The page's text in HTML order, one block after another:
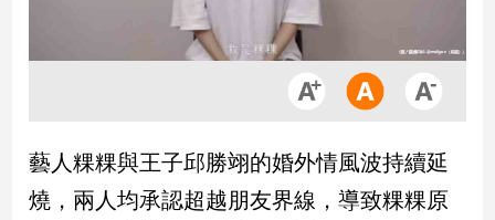
品
政
治
藝人粿粿與王子邱勝翊的婚外情風波持續延
燒，兩人均承認超越朋友界線，導致粿粿原